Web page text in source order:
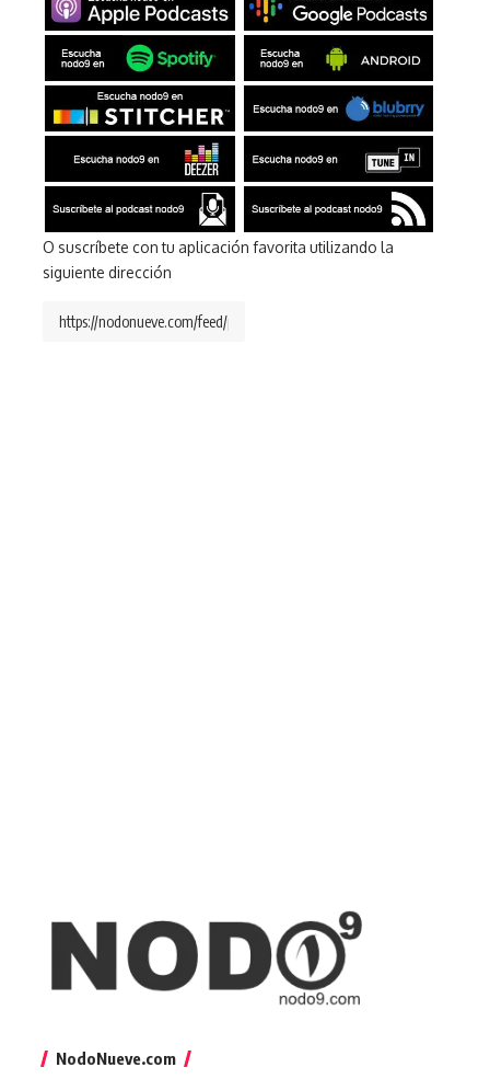
O suscríbete con tu aplicación favorita utilizando la
siguiente dirección
NodoNueve.com